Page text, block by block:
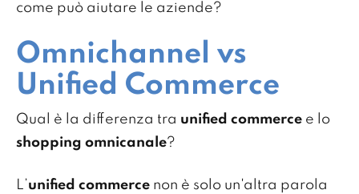
come può aiutare le aziende?
Omnichannel vs
Unified Commerce
Qual è la differenza tra unified commerce e lo
shopping omnicanale?
L’unified commerce non è solo un'altra parola